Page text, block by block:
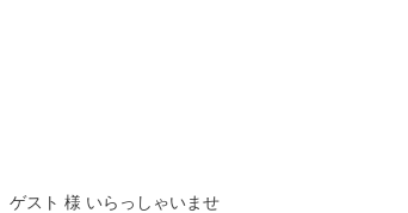
ゲスト 様 いらっしゃいませ